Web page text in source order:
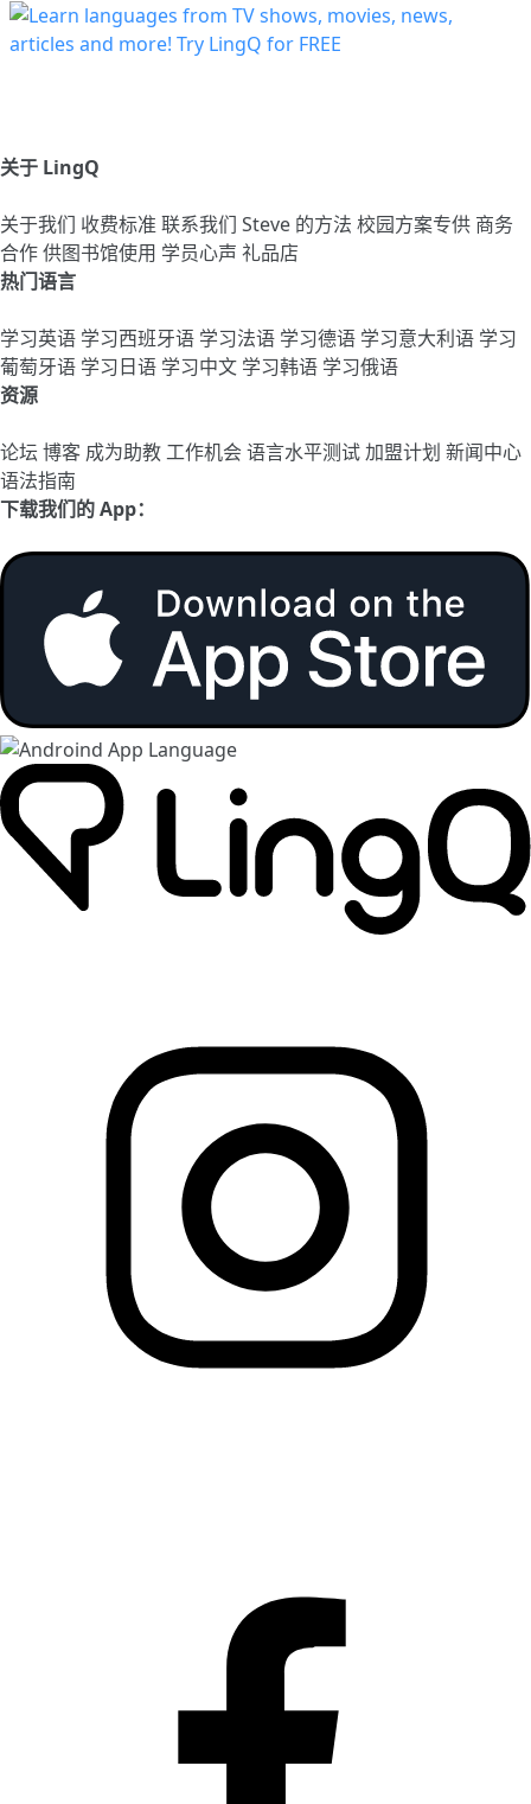
关于 LingQ
关于我们 收费标准 联系我们 Steve 的方法 校园方案专供 商务
合作供图书馆使用 学员心声 礼品店
热门语言
学习英语 学习西班牙语 学习法语 学习德语 学习意大利语 学习
葡萄牙语 学习日语 学习中文 学习韩语 学习俄语
资源
论坛 博客 成为助教工作机会语言水平测试加盟计划 新闻中心
语法指南
下载我们的 App：